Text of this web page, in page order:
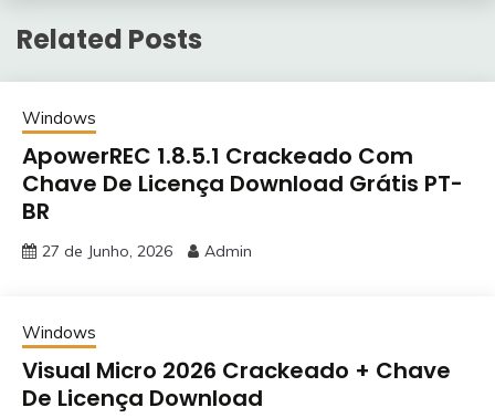
Related Posts
Windows
ApowerREC 1.8.5.1 Crackeado Com
Chave De Licença Download Grátis PT-
BR
27 de Junho, 2026 Admin
Windows
Visual Micro 2026 Crackeado + Chave
De Licença Download